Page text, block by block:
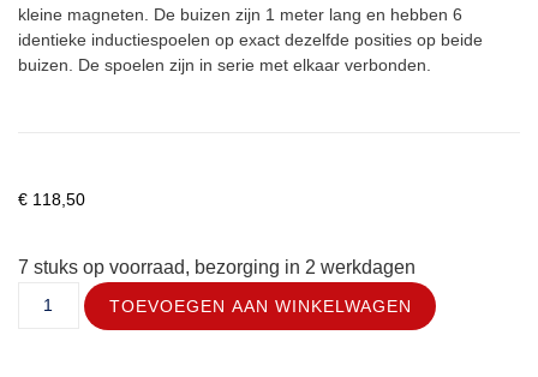
kleine magneten. De buizen zijn 1 meter lang en hebben 6
identieke inductiespoelen op exact dezelfde posities op beide
buizen. De spoelen zijn in serie met elkaar verbonden.
€ 118,50
7 stuks op voorraad, bezorging in 2 werkdagen
TOEVOEGEN AAN WINKELWAGEN